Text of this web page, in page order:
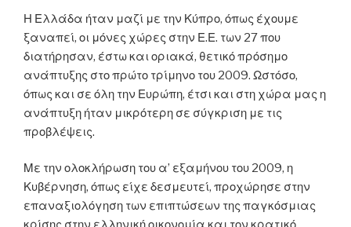
Η Ελλάδα ήταν μαζί με την Κύπρο, όπως έχουμε
ξαναπεί, οι μόνες χώρες στην Ε.Ε. των 27 που
διατήρησαν, έστω και οριακά, θετικό πρόσημο
ανάπτυξης στο πρώτο τρίμηνο του 2009. Ωστόσο,
όπως και σε όλη την Ευρώπη, έτσι και στη χώρα μας η
ανάπτυξη ήταν μικρότερη σε σύγκριση με τις
προβλέψεις.
Με την ολοκλήρωση του α’ εξαμήνου του 2009, η
Κυβέρνηση, όπως είχε δεσμευτεί, προχώρησε στην
επαναξιολόγηση των επιπτώσεων της παγκόσμιας